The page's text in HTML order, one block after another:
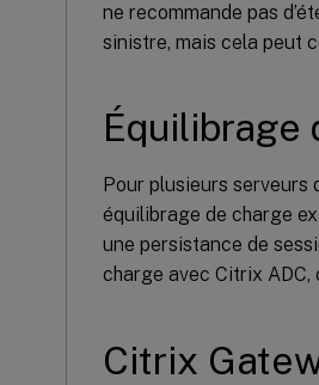
ne recommande pas
sinistre, mais cela peut
Équilibrage
Pour plusieurs serveurs
équilibrage de charge
une persistance de
charge avec Citrix ADC,
Citrix